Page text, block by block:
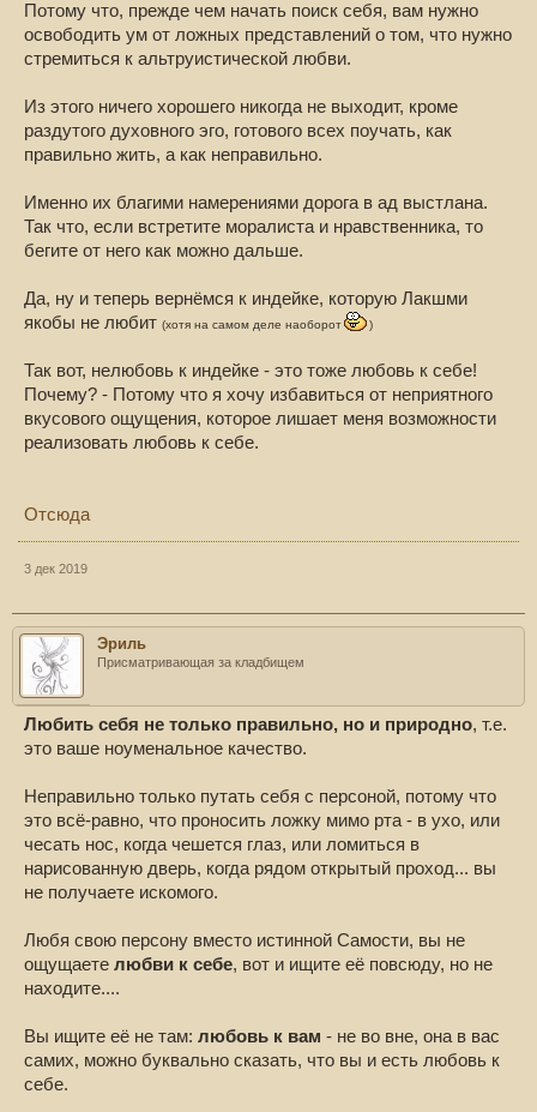
Потому что, прежде чем начать поиск себя, вам нужно
освободить ум от ложных представлений о том, что нужно
стремиться к альтруистической любви.
Из этого ничего хорошего никогда не выходит, кроме
раздутого духовного эго, готового всех поучать, как
правильно жить, а как неправильно.
Именно их благими намерениями дорога в ад выстлана.
Так что, если встретите моралиста и нравственника, то
бегите от него как можно дальше.
Да, ну и теперь вернёмся к индейке, которую Лакшми
якобы не любит (хотя на самом деле наоборот )
Так вот, нелюбовь к индейке - это тоже любовь к себе!
Почему? - Потому что я хочу избавиться от неприятного
вкусового ощущения, которое лишает меня возможности
реализовать любовь к себе.
Отсюда
3 дек 2019
Эриль
Присматривающая за кладбищем
Любить себя не только правильно, но и природно, т.е.
это ваше ноуменальное качество.
Неправильно только путать себя с персоной, потому что
это всё-равно, что проносить ложку мимо рта - в ухо, или
чесать нос, когда чешется глаз, или ломиться в
нарисованную дверь, когда рядом открытый проход... вы
не получаете искомого.
Любя свою персону вместо истинной Самости, вы не
ощущаете любви к себе, вот и ищите её повсюду, но не
находите....
Вы ищите её не там: любовь к вам - не во вне, она в вас
самих, можно буквально сказать, что вы и есть любовь к
себе.